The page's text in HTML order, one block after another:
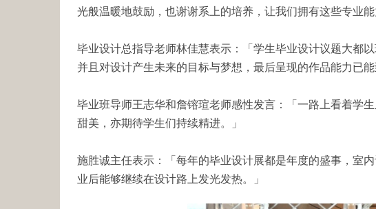
光般温暖地鼓励，也谢谢系上的培养，让我们拥有这些专业能
毕业设计总指导老师林佳慧表示：「学生毕业设计议题大都
并且对设计产生未来的目标与梦想，最后呈现的作品能力已能
毕业班导师王志华和詹镕瑄老师感性发言：「一路上看着学
甜美，亦期待学生们持续精进。」
施胜诚主任表示：「每年的毕业设计展都是年度的盛事，室
业后能够继续在设计路上发光发热。」